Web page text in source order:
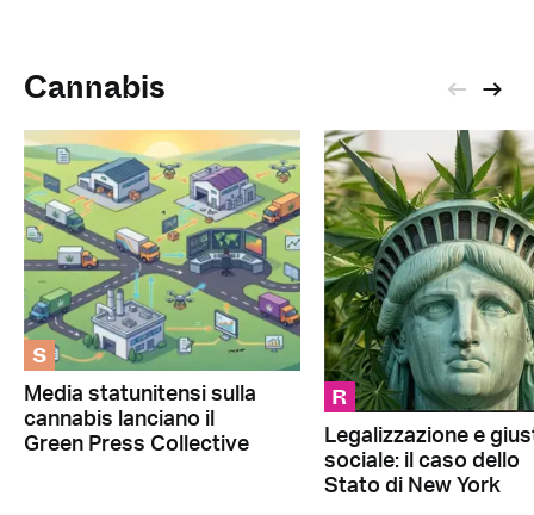
Cannabis
S
Media statunitensi sulla
cannabis lanciano il
Green Press Collective
R
Legalizzazione e
sociale: il caso dello
Stato di New York